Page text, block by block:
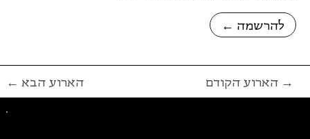
← להרשמה
← הארוע הבא הארוע הקודם →